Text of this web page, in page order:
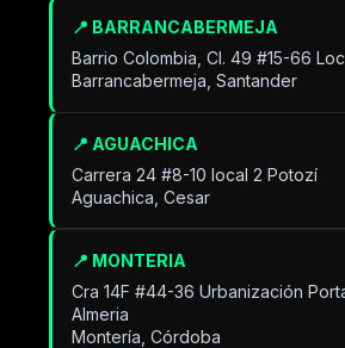
📍 BARRANCABERMEJA
Barrio Colombia, Cl. 49 #15-66
Barrancabermeja, Santander
📍 AGUACHICA
Carrera 24 #8-10 local 2 Potozí
Aguachica, Cesar
📍 MONTERIA
Cra 14F #44-36 Urbanización
Almeria
Montería, Córdoba